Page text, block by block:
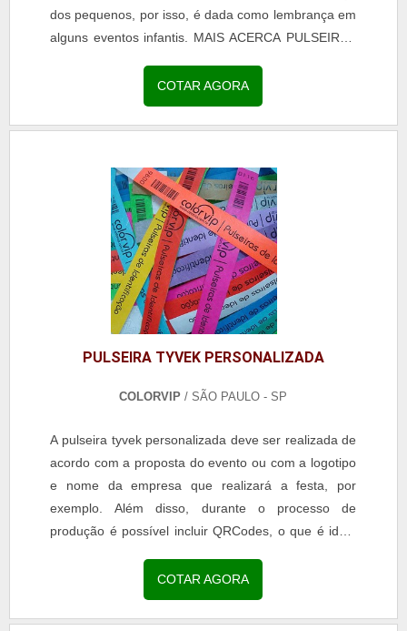
dos pequenos, por isso, é dada como lembrança em
alguns eventos infantis. MAIS ACERCA PULSEIRAS
proporciona diversos benefícios para os usuários e
pode ser utilizado também para eventos adultos,
pois possui toda a elegância necessária para ofere...
COTAR AGORA
PULSEIRA TYVEK PERSONALIZADA
COLORVIP/ SÃO PAULO - SP
A pulseira tyvek personalizada deve ser realizada de
acordo com a proposta do evento ou com a logotipo
e nome da empresa que realizará a festa, por
exemplo. Além disso, durante o processo de
produção é possível incluir QRCodes, o que é ideal
SOBRE A PULSEIRA PERSONALIZADA Nesse caso,
é indicado que os clientes façam a escolha de cores
neutras, pois, assim, o processo de personalização
COTAR AGORA